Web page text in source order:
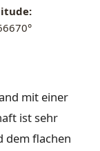
mit einer
ist sehr
dem flachen